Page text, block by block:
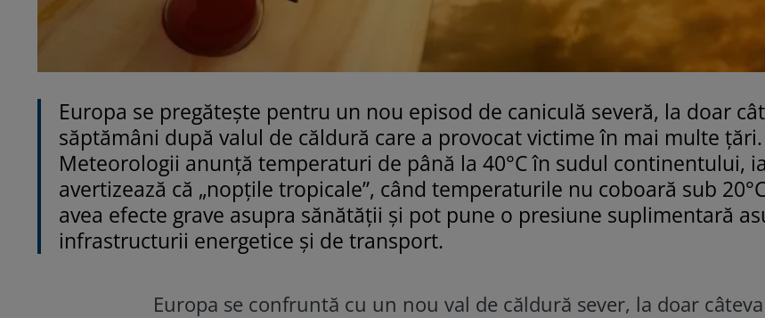
Europa se pregătește pentru un nou episod de caniculă severă, la doar
săptămâni după valul de căldură care a provocat victime în mai multe țări.
Meteorologii anunță temperaturi de până la 40°C în sudul continentului,
avertizează că „nopțile tropicale”, când temperaturile nu coboară sub
avea efecte grave asupra sănătății și pot pune o presiune suplimentară
infrastructurii energetice și de transport.
Europa se confruntă cu un nou val de căldură sever, la doar câteva